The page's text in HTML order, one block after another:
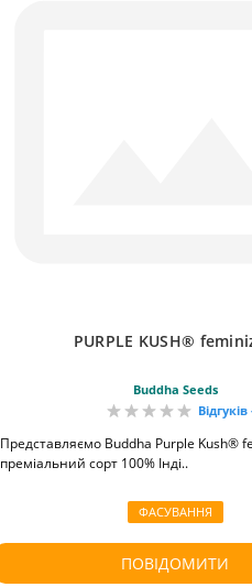
PURPLE KUSH®
Buddha Seeds
Відгуків
Представляємо Buddha Purple Kush®
преміальний сорт 100% Інді..
ФАСУВАННЯ
ПОВІДОМИТИ